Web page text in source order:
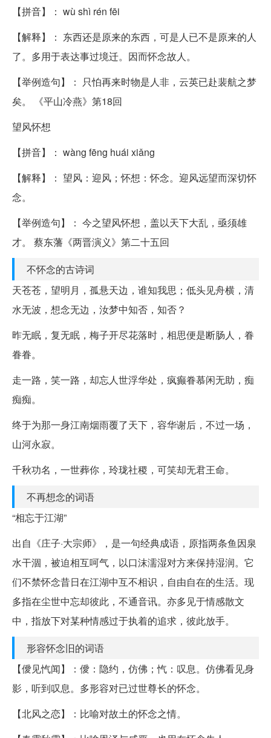
【拼音】： wù shì rén fēi
【解释】： 东西还是原来的东西，可是人已不是原来的人
了。多用于表达事过境迁。因而怀念故人。
【举例造句】： 只怕再来时物是人非，云英已赴裴航之梦
矣。 《平山冷燕》第18回
望风怀想
【拼音】： wàng fēng huái xiǎng
【解释】： 望风：迎风；怀想：怀念。迎风远望而深切怀
念。
【举例造句】： 今之望风怀想，盖以天下大乱，亟须雄
才。 蔡东藩《两晋演义》第二十五回
不怀念的古诗词
天苍苍，望明月，孤悬天边，谁知我思；低头见舟横，清
水无波，想念无边，汝梦中知否，知否？
昨无眠，复无眠，梅子开尽花落时，相思便是断肠人，眷
眷眷。
走一路，笑一路，却忘人世浮华处，疯癫眷慕闲无助，痴
痴痴。
终于为那一身江南烟雨覆了天下，容华谢后，不过一场，
山河永寂。
千秋功名，一世葬你，玲珑社稷，可笑却无君王命。
不再想念的词语
“相忘于江湖”
出自《庄子·大宗师》，是一句经典成语，原指两条鱼因泉
水干涸，被迫相互呵气，以口沫濡湿对方来保持湿润。它
们不禁怀念昔日在江湖中互不相识，自由自在的生活。现
多指在尘世中忘却彼此，不通音讯。亦多见于情感散文
中，指放下对某种情感过于执着的追求，彼此放手。
形容怀念旧的词语
【僾见忾闻】：僾：隐约，仿佛；忾：叹息。仿佛看见身
影，听到叹息。多形容对已过世尊长的怀念。
【北风之恋】：比喻对故土的怀念之情。